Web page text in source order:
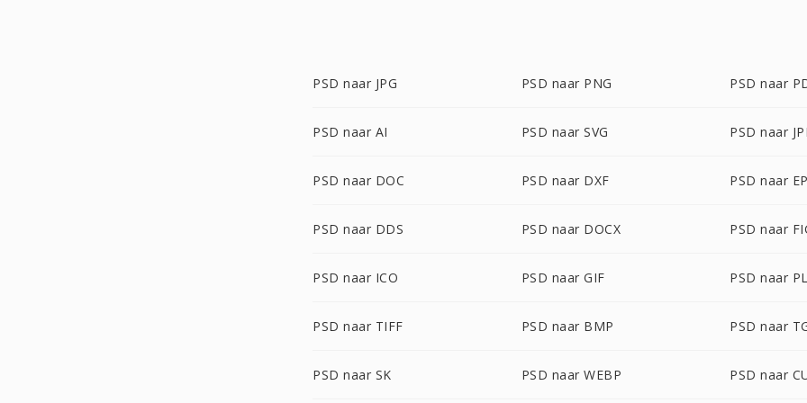
PSD naar JPG PSD naar PNG PSD naar
PSD naar AI PSD naar SVG PSD naar
PSD naar DOC PSD naar DXF PSD naar
PSD naar DDS PSD naar DOCX PSD naar
PSD naar ICO PSD naar GIF PSD naar
PSD naar TIFF PSD naar BMP PSD naar
PSD naar SK PSD naar WEBP PSD naar